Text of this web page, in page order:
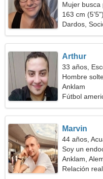
Mujer busca
163 cm
Dardos,
Arthur
33 años,
Hombre
Anklam
Fútbol
Marvin
44 años,
Soy un
increíble
Anklam,
Relación real